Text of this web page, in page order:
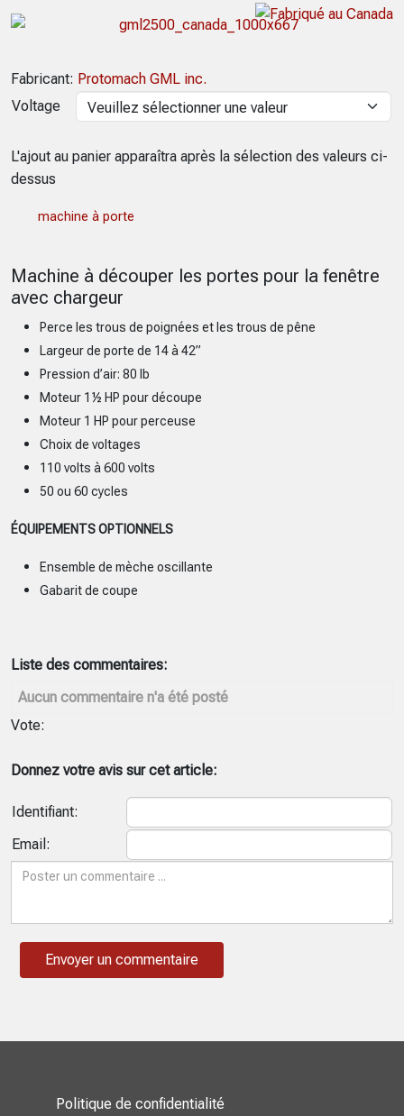
Fabricant: Protomach GML inc.
Voltage
L'ajout au panier apparaîtra après la sélection des valeurs ci-
dessus
machine à porte
Machine à découper les portes pour la fenêtre
avec chargeur
Perce les trous de poignées et les trous de pêne
Largeur de porte de 14 à 42”
Pression d’air: 80 lb
Moteur 1½ HP pour découpe
Moteur 1 HP pour perceuse
Choix de voltages
110 volts à 600 volts
50 ou 60 cycles
ÉQUIPEMENTS OPTIONNELS
Ensemble de mèche oscillante
Gabarit de coupe
Liste des commentaires:
Aucun commentaire n'a été posté
Vote:
Donnez votre avis sur cet article:
Identifiant:
Email:
Politique de confidentialité